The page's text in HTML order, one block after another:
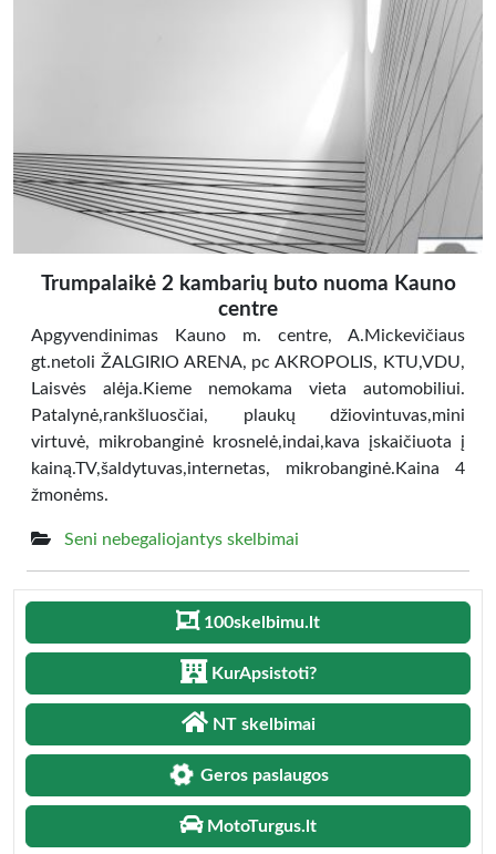
Trumpalaikė 2 kambarių buto nuoma Kauno
centre
Apgyvendinimas Kauno m. centre, A.Mickevičiaus
gt.netoli ŽALGIRIO ARENA, pc AKROPOLIS, KTU,VDU,
Laisvės alėja.Kieme nemokama vieta automobiliui.
Patalynė,rankšluosčiai, plaukų džiovintuvas,mini
virtuvė, mikrobanginė krosnelė,indai,kava įskaičiuota į
kainą.TV,šaldytuvas,internetas, mikrobanginė.Kaina 4
žmonėms.
Seni nebegaliojantys skelbimai
100skelbimu.lt
KurApsistoti?
NT skelbimai
Geros paslaugos
MotoTurgus.lt